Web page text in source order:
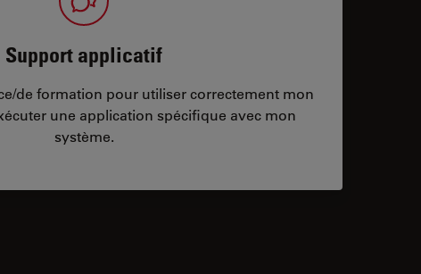
Support applicatif
de formation pour utiliser correctement mon
une application spécifique avec mon
système.
contacts